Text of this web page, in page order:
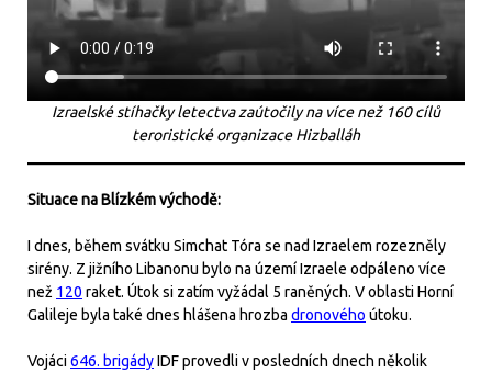
Izraelské stíhačky letectva zaútočily na více než 160 cílů
teroristické organizace Hizballáh
Situace na Blízkém východě:
I dnes, během svátku Simchat Tóra se nad Izraelem rozezněly
sirény. Z jižního Libanonu bylo na území Izraele odpáleno více
než 120 raket. Útok si zatím vyžádal 5 raněných. V oblasti Horní
Galileje byla také dnes hlášena hrozba dronového útoku.
Vojáci646. brigádyIDF provedli v posledních dnech několik